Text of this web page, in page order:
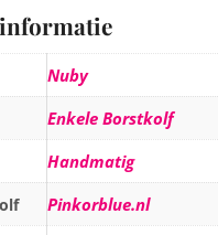
Nuby
Enkele Borstkolf
Handmatig
Pinkorblue.nl